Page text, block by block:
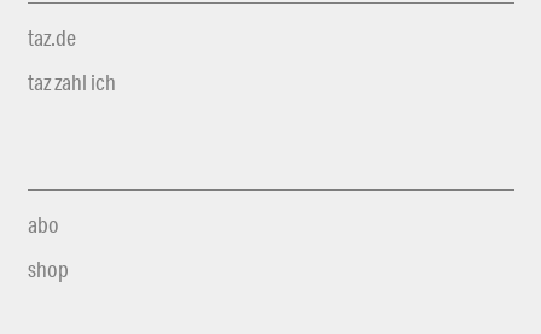
taz.de
taz zahl ich
abo
shop